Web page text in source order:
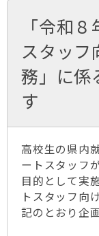
「令和
スタッフ
務」に係
す
高校生の県内
ートスタッフ
目的として実
トスタッフ向
記のとおり企